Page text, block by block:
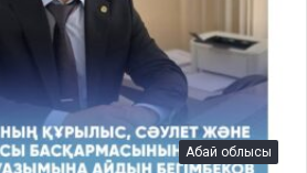
Абай облысы